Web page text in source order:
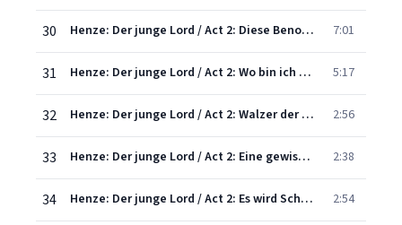
30 Henze: Der junge Lord / Act 2: Diese Benommenheit 7:01
31 Henze: Der junge Lord / Act 2: Wo bin ich denn geblieben? 5:17
32 Henze: Der junge Lord / Act 2: Walzer der Debütantinnen 2:56
33 Henze: Der junge Lord / Act 2: Eine gewisse nationale Roheit 2:38
34 Henze: Der junge Lord / Act 2: Es wird Schreckliches geschehen 2:54